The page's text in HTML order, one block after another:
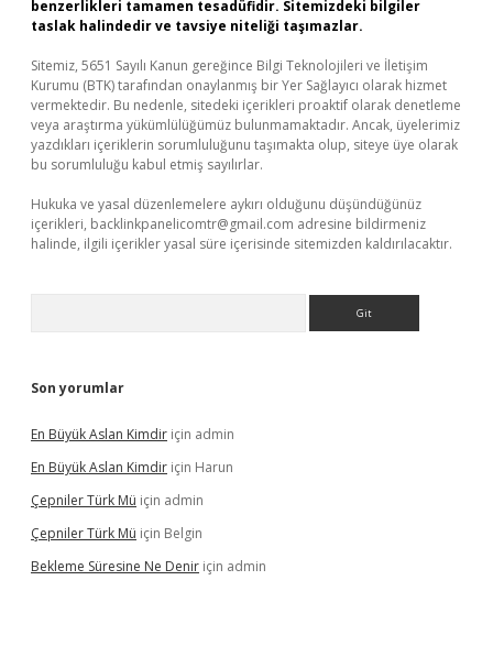
benzerlikleri tamamen tesadüfidir. Sitemizdeki bilgiler
taslak halindedir ve tavsiye niteliği taşımazlar.
Sitemiz, 5651 Sayılı Kanun gereğince Bilgi Teknolojileri ve İletişim
Kurumu (BTK) tarafından onaylanmış bir Yer Sağlayıcı olarak hizmet
vermektedir. Bu nedenle, sitedeki içerikleri proaktif olarak denetleme
veya araştırma yükümlülüğümüz bulunmamaktadır. Ancak, üyelerimiz
yazdıkları içeriklerin sorumluluğunu taşımakta olup, siteye üye olarak
bu sorumluluğu kabul etmiş sayılırlar.
Hukuka ve yasal düzenlemelere aykırı olduğunu düşündüğünüz
içerikleri, backlinkpanelicomtr@gmail.com adresine bildirmeniz
halinde, ilgili içerikler yasal süre içerisinde sitemizden kaldırılacaktır.
Son yorumlar
En Büyük Aslan Kimdir için admin
En Büyük Aslan Kimdir için Harun
Çepniler Türk Mü için admin
Çepniler Türk Mü için Belgin
Bekleme Süresine Ne Denir için admin